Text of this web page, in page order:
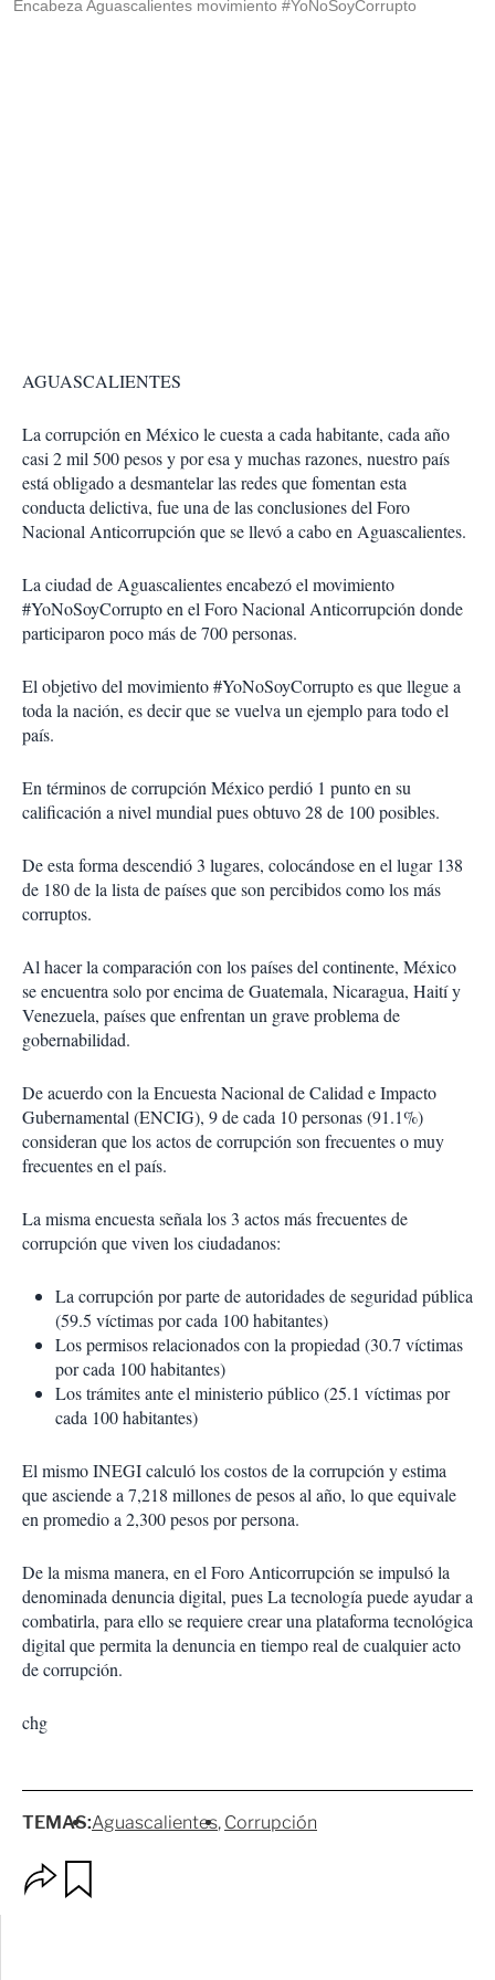
Encabeza Aguascalientes movimiento #YoNoSoyCorrupto
AGUASCALIENTES
La corrupción en México le cuesta a cada habitante, cada año
casi 2 mil 500 pesos y por esa y muchas razones, nuestro país
está obligado a desmantelar las redes que fomentan esta
conducta delictiva, fue una de las conclusiones del Foro
Nacional Anticorrupción que se llevó a cabo en Aguascalientes.
La ciudad de Aguascalientes encabezó el movimiento
#YoNoSoyCorrupto en el Foro Nacional Anticorrupción donde
participaron poco más de 700 personas.
El objetivo del movimiento #YoNoSoyCorrupto es que llegue a
toda la nación, es decir que se vuelva un ejemplo para todo el
país.
En términos de corrupción México perdió 1 punto en su
calificación a nivel mundial pues obtuvo 28 de 100 posibles.
De esta forma descendió 3 lugares, colocándose en el lugar 138
de 180 de la lista de países que son percibidos como los más
corruptos.
Al hacer la comparación con los países del continente, México
se encuentra solo por encima de Guatemala, Nicaragua, Haití y
Venezuela, países que enfrentan un grave problema de
gobernabilidad.
De acuerdo con la Encuesta Nacional de Calidad e Impacto
Gubernamental (ENCIG), 9 de cada 10 personas (91.1%)
consideran que los actos de corrupción son frecuentes o muy
frecuentes en el país.
La misma encuesta señala los 3 actos más frecuentes de
corrupción que viven los ciudadanos:
La corrupción por parte de autoridades de seguridad pública
(59.5 víctimas por cada 100 habitantes)
Los permisos relacionados con la propiedad (30.7 víctimas
por cada 100 habitantes)
Los trámites ante el ministerio público (25.1 víctimas por
cada 100 habitantes)
El mismo INEGI calculó los costos de la corrupción y estima
que asciende a 7,218 millones de pesos al año, lo que equivale
en promedio a 2,300 pesos por persona.
De la misma manera, en el Foro Anticorrupción se impulsó la
denominada denuncia digital, pues La tecnología puede ayudar a
combatirla, para ello se requiere crear una plataforma tecnológica
digital que permita la denuncia en tiempo real de cualquier acto
de corrupción.
chg
TEMAS:Aguascalientes Corrupción